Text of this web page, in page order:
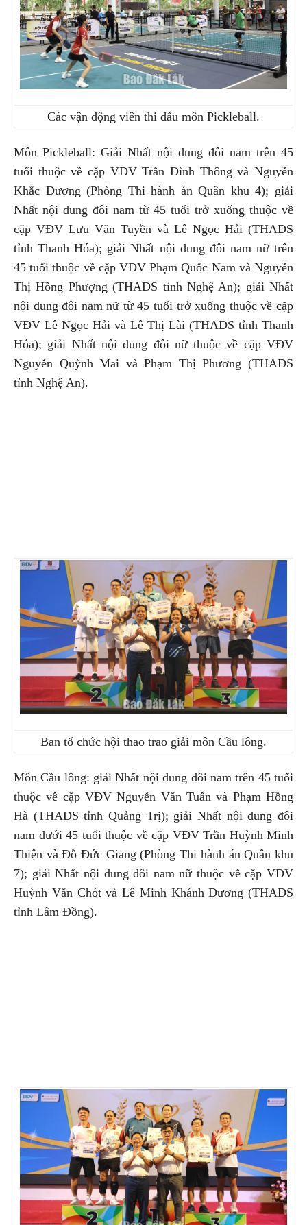
Các vận động viên thi đấu môn Pickleball.
Môn Pickleball: Giải Nhất nội dung đôi nam trên 45
tuổi thuộc về cặp VĐV Trần Đình Thông và Nguyễn
Khắc Dương (Phòng Thi hành án Quân khu 4); giải
Nhất nội dung đôi nam từ 45 tuổi trở xuống thuộc về
cặp VĐV Lưu Văn Tuyền và Lê Ngọc Hải (THADS
tỉnh Thanh Hóa); giải Nhất nội dung đôi nam nữ trên
45 tuổi thuộc về cặp VĐV Phạm Quốc Nam và Nguyễn
Thị Hồng Phượng (THADS tỉnh Nghệ An); giải Nhất
nội dung đôi nam nữ từ 45 tuổi trở xuống thuộc về cặp
VĐV Lê Ngọc Hải và Lê Thị Lài (THADS tỉnh Thanh
Hóa); giải Nhất nội dung đôi nữ thuộc về cặp VĐV
Nguyễn Quỳnh Mai và Phạm Thị Phương (THADS
tỉnh Nghệ An).
Ban tổ chức hội thao trao giải môn Cầu lông.
Môn Cầu lông: giải Nhất nội dung đôi nam trên 45 tuổi
thuộc về cặp VĐV Nguyễn Văn Tuấn và Phạm Hồng
Hà (THADS tỉnh Quảng Trị); giải Nhất nội dung đôi
nam dưới 45 tuổi thuộc về cặp VĐV Trần Huỳnh Minh
Thiện và Đỗ Đức Giang (Phòng Thi hành án Quân khu
7); giải Nhất nội dung đôi nam nữ thuộc về cặp VĐV
Huỳnh Văn Chót và Lê Minh Khánh Dương (THADS
tỉnh Lâm Đồng).